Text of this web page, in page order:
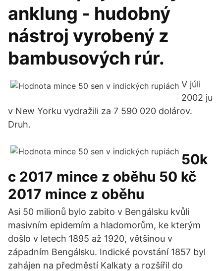
anklung - hudobný
nástroj vyrobený z
bambusových rúr.
V júli
2002 ju
v New Yorku vydražili za 7 590 020 dolárov.
Druh.
50k
c 2017 mince z oběhu 50 kč
2017 mince z oběhu
Asi 50 milionů bylo zabito v Bengálsku kvůli
masivním epidemím a hladomorům, ke kterým
došlo v letech 1895 až 1920, většinou v
západním Bengálsku. Indické povstání 1857 byl
zahájen na předměstí Kalkaty a rozšířil do